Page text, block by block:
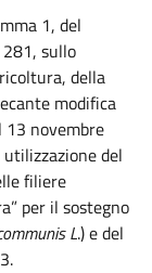
1, del
sullo
della
modifica
novembre
del
filiere
per il sostegno
L.) e del